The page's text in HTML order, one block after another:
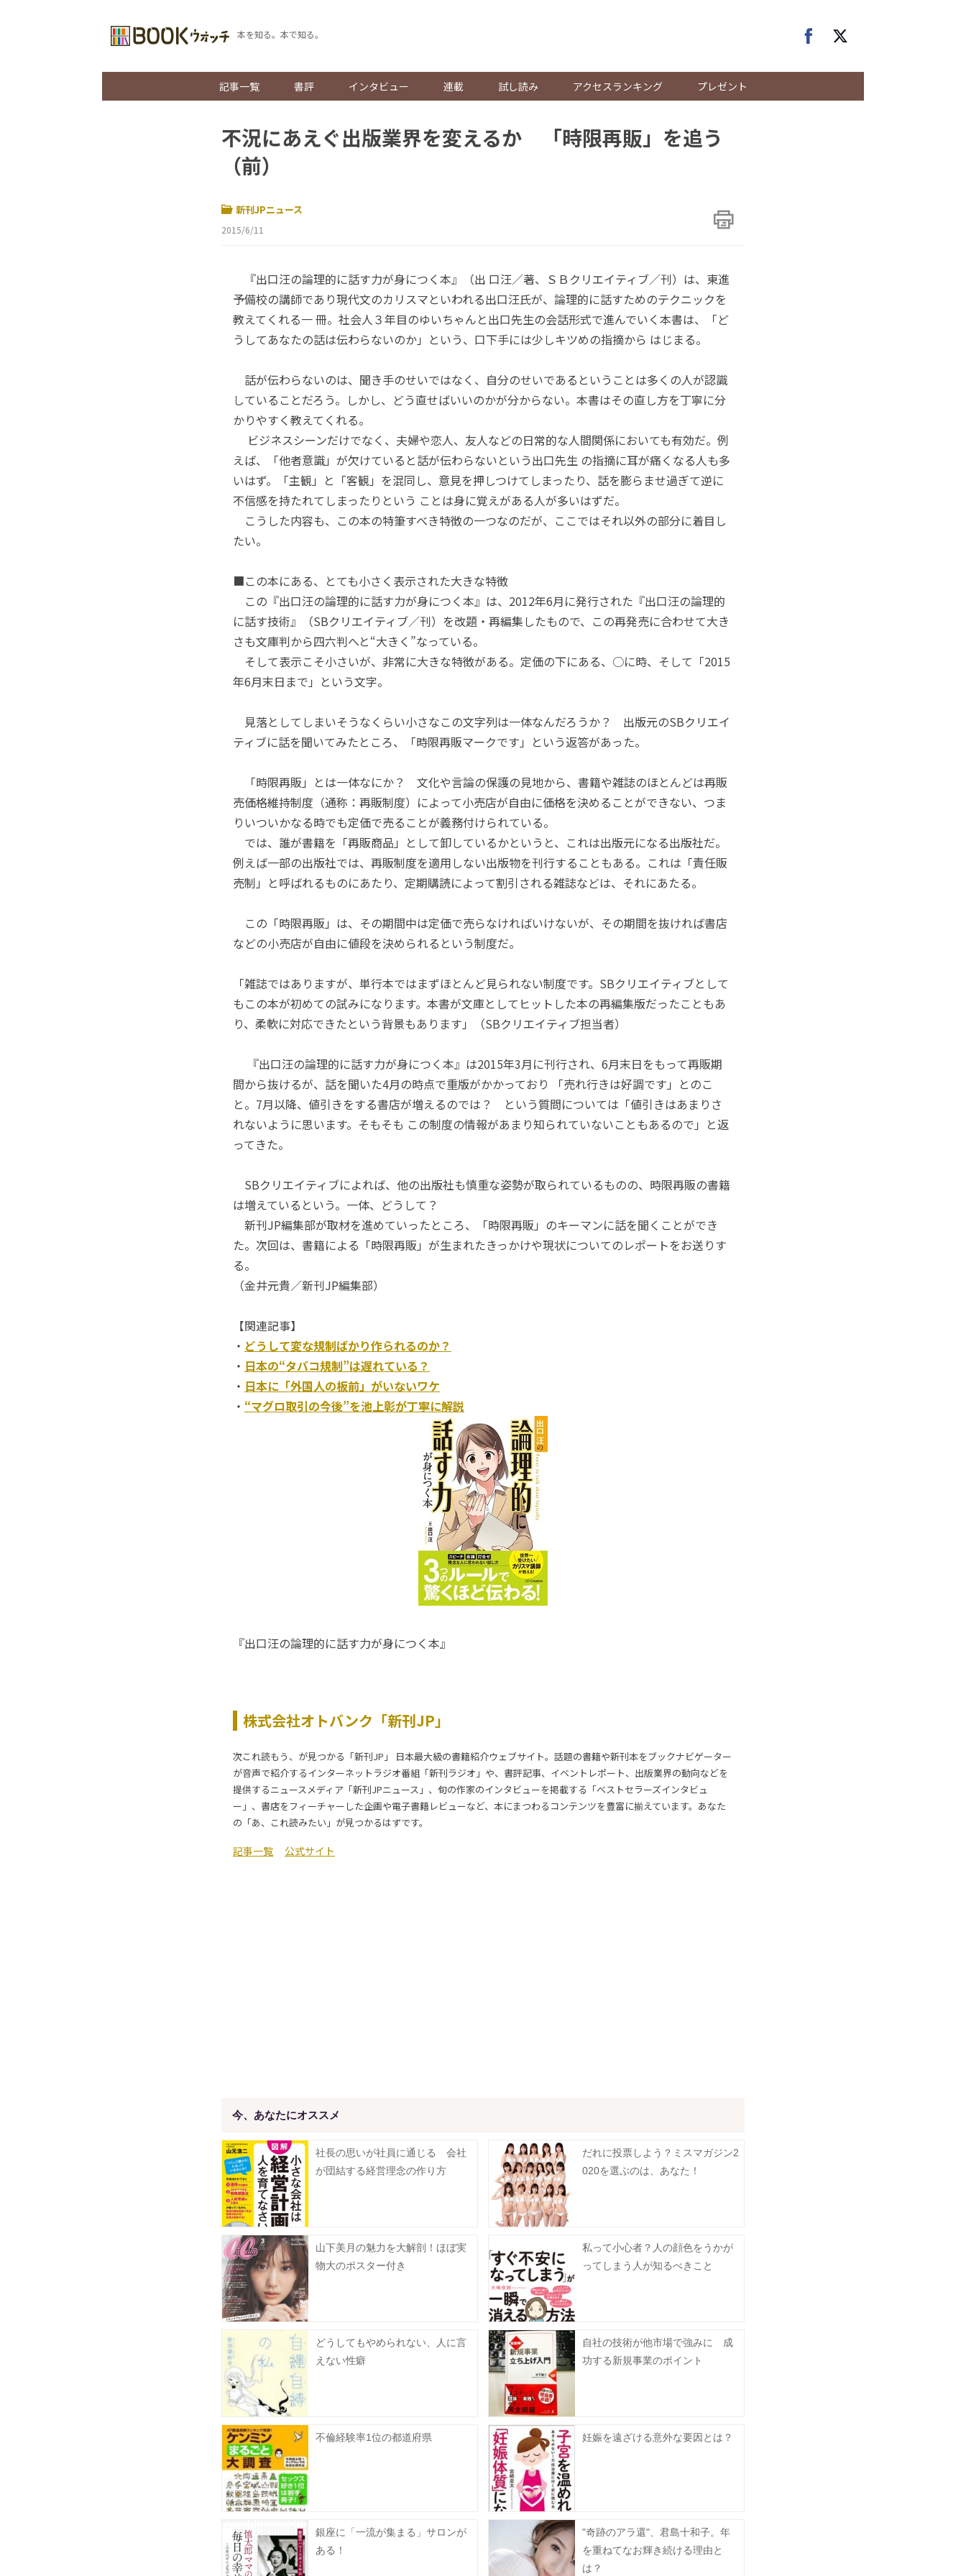
本を知る。本で知る。
記事一覧 書評 インタビュー 連載 試し読み アクセスランキング プレゼント
不況にあえぐ出版業界を変えるか 「時限再販」を追う
（前）
新刊JPニュース
2015/6/11
『出口汪の論理的に話す力が身につく本』（出 口汪／著、ＳＢクリエイティブ／刊）は、東進
予備校の講師であり現代文のカリスマといわれる出口汪氏が、論理的に話すためのテクニックを
教えてくれる一 冊。社会人３年目のゆいちゃんと出口先生の会話形式で進んでいく本書は、「ど
うしてあなたの話は伝わらないのか」という、口下手には少しキツめの指摘から はじまる。
話が伝わらないのは、聞き手のせいではなく、自分のせいであるということは多くの人が認識
していることだろう。しかし、どう直せばいいのかが分からない。本書はその直し方を丁寧に分
かりやすく教えてくれる。
ビジネスシーンだけでなく、夫婦や恋人、友人などの日常的な人間関係においても有効だ。例
えば、「他者意識」が欠けていると話が伝わらないという出口先生 の指摘に耳が痛くなる人も多
いはず。「主観」と「客観」を混同し、意見を押しつけてしまったり、話を膨らませ過ぎて逆に
不信感を持たれてしまったりという ことは身に覚えがある人が多いはずだ。
こうした内容も、この本の特筆すべき特徴の一つなのだが、ここではそれ以外の部分に着目し
たい。
■この本にある、とても小さく表示された大きな特徴
この『出口汪の論理的に話す力が身につく本』は、2012年6月に発行された『出口汪の論理的
に話す技術』（SBクリエイティブ／刊）を改題・再編集したもので、この再発売に合わせて大き
さも文庫判から四六判へと“大きく”なっている。
そして表示こそ小さいが、非常に大きな特徴がある。定価の下にある、○に時、そして「2015
年6月末日まで」という文字。
見落としてしまいそうなくらい小さなこの文字列は一体なんだろうか？ 出版元のSBクリエイ
ティブに話を聞いてみたところ、「時限再販マークです」という返答があった。
「時限再販」とは一体なにか？ 文化や言論の保護の見地から、書籍や雑誌のほとんどは再販
売価格維持制度（通称：再販制度）によって小売店が自由に価格を決めることができない、つま
りいついかなる時でも定価で売ることが義務付けられている。
では、誰が書籍を「再販商品」として卸しているかというと、これは出版元になる出版社だ。
例えば一部の出版社では、再販制度を適用しない出版物を刊行することもある。これは「責任販
売制」と呼ばれるものにあたり、定期購読によって割引される雑誌などは、それにあたる。
この「時限再販」は、その期間中は定価で売らなければいけないが、その期間を抜ければ書店
などの小売店が自由に値段を決められるという制度だ。
「雑誌ではありますが、単行本ではまずほとんど見られない制度です。SBクリエイティブとして
もこの本が初めての試みになります。本書が文庫としてヒットした本の再編集版だったこともあ
り、柔軟に対応できたという背景もあります」（SBクリエイティブ担当者）
『出口汪の論理的に話す力が身につく本』は2015年3月に刊行され、6月末日をもって再販期
間から抜けるが、話を聞いた4月の時点で重版がかかっており 「売れ行きは好調です」とのこ
と。7月以降、値引きをする書店が増えるのでは？ という質問については「値引きはあまりさ
れないように思います。そもそも この制度の情報があまり知られていないこともあるので」と返
ってきた。
SBクリエイティブによれば、他の出版社も慎重な姿勢が取られているものの、時限再販の書籍
は増えているという。一体、どうして？
新刊JP編集部が取材を進めていったところ、「時限再販」のキーマンに話を聞くことができ
た。次回は、書籍による「時限再販」が生まれたきっかけや現状についてのレポートをお送りす
る。
（金井元貴／新刊JP編集部）
【関連記事】
・ どうして変な規制ばかり作られるのか？
・ 日本の“タバコ規制”は遅れている？
・ 日本に「外国人の板前」がいないワケ
・ “マグロ取引の今後”を池上彰が丁寧に解説
『出口汪の論理的に話す力が身につく本』
株式会社オトバンク「新刊JP」
次これ読もう、が見つかる「新刊JP」 日本最大級の書籍紹介ウェブサイト。話題の書籍や新刊本をブックナビゲーター
が音声で紹介するインターネットラジオ番組「新刊ラジオ」や、書評記事、イベントレポート、出版業界の動向などを
提供するニュースメディア「新刊JPニュース」、旬の作家のインタビューを掲載する「ベストセラーズインタビュ
ー」、書店をフィーチャーした企画や電子書籍レビューなど、本にまつわるコンテンツを豊富に揃えています。あなた
の「あ、これ読みたい」が見つかるはずです。
記事一覧 公式サイト
今、あなたにオススメ
社長の思いが社員に通じる 会社
が団結する経営理念の作り方
だれに投票しよう？ミスマガジン2
020を選ぶのは、あなた！
山下美月の魅力を大解剖！ほぼ実
物大のポスター付き
私って小心者？人の顔色をうかが
ってしまう人が知るべきこと
どうしてもやめられない、人に言
えない性癖
自社の技術が他市場で強みに 成
功する新規事業のポイント
不倫経験率1位の都道府県 妊娠を遠ざける意外な要因とは？
銀座に「一流が集まる」サロンが
ある！
"奇跡のアラ還"、君島十和子。年
を重ねてなお輝き続ける理由と
は？